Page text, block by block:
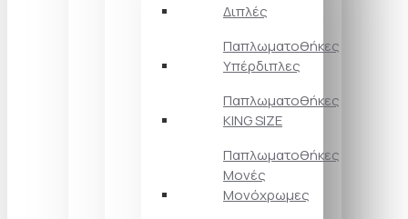
Διπλές
Παπλωματοθήκες
Υπέρδιπλες
Παπλωματοθήκες
KING SIZE
Παπλωματοθήκες
Μονές
Μονόχρωμες